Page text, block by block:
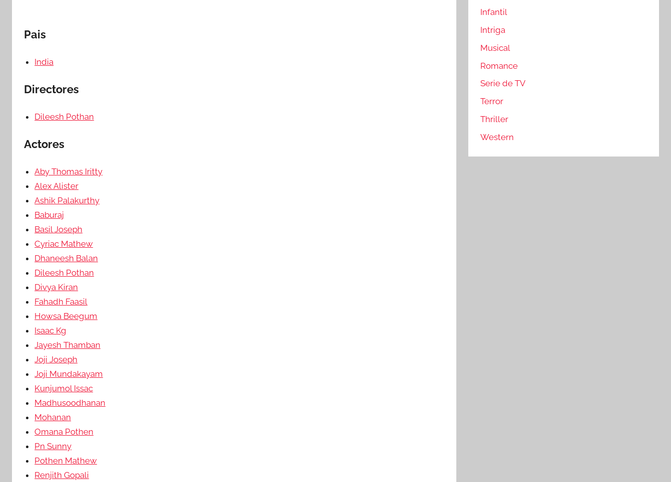
Pais
India
Directores
Dileesh Pothan
Actores
Aby Thomas Iritty
Alex Alister
Ashik Palakurthy
Baburaj
Basil Joseph
Cyriac Mathew
Dhaneesh Balan
Dileesh Pothan
Divya Kiran
Fahadh Faasil
Howsa Beegum
Isaac Kg
Jayesh Thamban
Joji Joseph
Joji Mundakayam
Kunjumol Issac
Madhusoodhanan
Mohanan
Omana Pothen
Pn Sunny
Pothen Mathew
Renjith Gopali
Infantil
Intriga
Musical
Romance
Serie de TV
Terror
Thriller
Western